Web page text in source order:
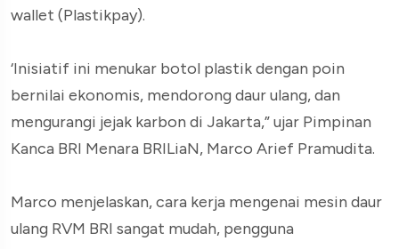
wallet (Plastikpay).
‘Inisiatif ini menukar botol plastik dengan poin
bernilai ekonomis, mendorong daur ulang, dan
mengurangi jejak karbon di Jakarta,” ujar Pimpinan
Kanca BRI Menara BRILiaN, Marco Arief Pramudita.
Marco menjelaskan, cara kerja mengenai mesin daur
ulang RVM BRI sangat mudah, pengguna